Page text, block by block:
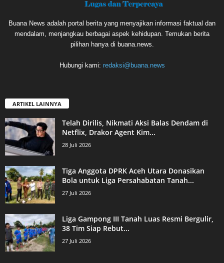
Buana News adalah portal berita yang menyajikan informasi faktual dan
mendalam, menjangkau berbagai aspek kehidupan. Temukan berita
pilihan hanya di buana.news.
Hubungi kami: redaksi@buana.news
ARTIKEL LAINNYA
Telah Dirilis, Nikmati Aksi Balas Dendam di
Netflix, Drakor Agent Kim...
28 Juli 2026
Tiga Anggota DPRK Aceh Utara Donasikan
Bola untuk Liga Persahabatan Tanah...
27 Juli 2026
Liga Gampong III Tanah Luas Resmi Bergulir,
38 Tim Siap Rebut...
27 Juli 2026